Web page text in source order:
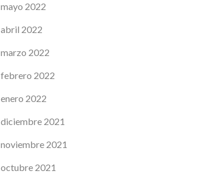
mayo 2022
abril 2022
marzo 2022
febrero 2022
enero 2022
diciembre 2021
noviembre 2021
octubre 2021